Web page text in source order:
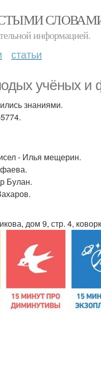
информацией.
статьи
учёных и
знаниями.
- Илья мещерин.
Булан.
дом 9, стр. 4,